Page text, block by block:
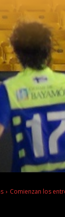
Comienzan los